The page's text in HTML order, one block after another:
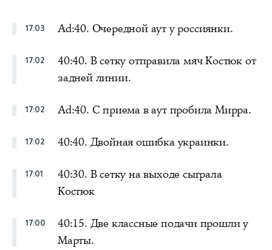
17:03 Ad:40. Очередной аут у россиянки.
17:02
40:40. В сетку отправила мяч Костюк от
задней линии.
17:02 Ad:40. С приема в аут пробила Мирра.
17:02 40:40. Двойная ошибка украинки.
17:01
40:30. В сетку на выходе сыграла
Костюк
17:00
40:15. Две классные подачи прошли у
Марты.